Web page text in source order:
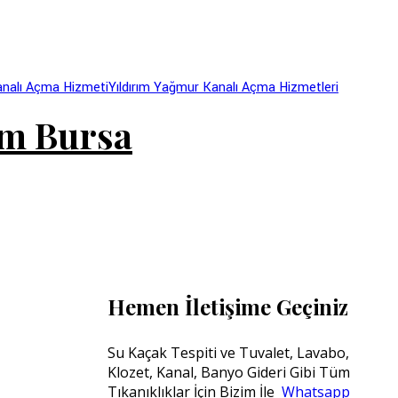
Açma HizmetiYıldırım Yağmur Kanalı Açma Hizmetleri
Bursa
Hemen İletişime Geçiniz
Su Kaçak Tespiti ve Tuvalet, Lavabo,
Klozet, Kanal, Banyo Gideri Gibi Tüm
Tıkanıklıklar İçin Bizim İle Whatsapp